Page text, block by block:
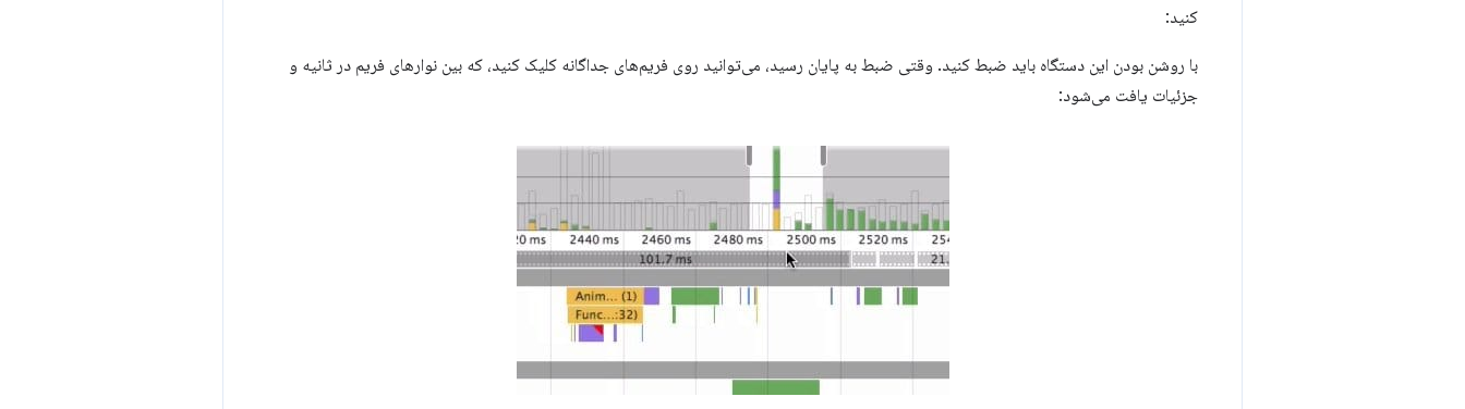
کنید:
با روشن بودن این دستگاه باید ضبط کنید. وقتی ضبط به پایان رسید، می‌توانید روی فریم‌های جداگانه کلیک کنید، که بین نوارهای فریم در ثانیه و
جزئیات یافت می‌شود: